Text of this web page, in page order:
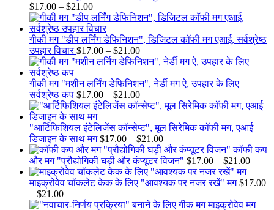
$21.00
$17.00 – $21.00Price
range:
$17.00
through
$21.00
गीकी मग "डीप लर्निंग डेफिनिशन", डिजिटल कॉफी मग एआई, सर्वश्रेष्ठ
उपहार विचार $17.00 – $21.00Price
range:
through
$21.00
गीकी मग "मशीन लर्निंग डेफिनिशन", नेर्डी मग ऐ, उपहार के लिए
सर्वश्रेष्ठ कप $17.00 – $21.00Price
range:
through
$21.00
"आर्टिफिशियल इंटेलिजेंस कॉन्सेप्ट", मूल सिरेमिक कॉफी मग, एआई
डिजाइन के साथ मग $17.00 – $21.00Price
range:
$17.00
through
$21.00
कॉफी कप
और मग "प्रौद्योगिकी घड़ी और कंप्यूटर विजन" $17.00 – $21.00Price
माइक्रोवेव चॉकलेट केक के लिए "आवश्यक पर नजर रखें" मग $17.00
– $21.00Price
range: